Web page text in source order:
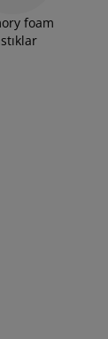
foam